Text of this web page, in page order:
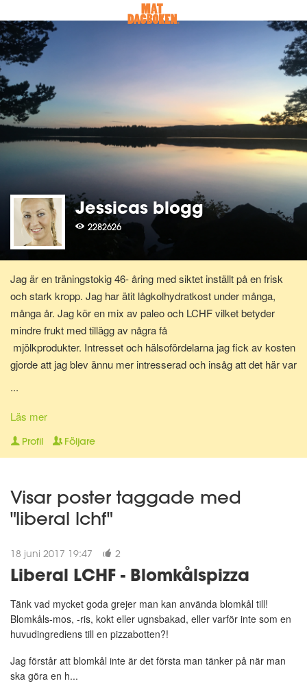
Jessicas blogg
2282626
Jag är en träningstokig 46- åring med siktet inställt på en frisk
och stark kropp. Jag har ätit lågkolhydratkost under många,
många år. Jag kör en mix av paleo och LCHF vilket betyder
mindre frukt med tillägg av några få
mjölkprodukter. Intresset och hälsofördelarna jag fick av kosten
gjorde att jag blev ännu mer intresserad och insåg att det här var
kostrådgivare via Anna Hallén utbildningar. Redo att hjälpa och
peppa dig på vägen till att nå ditt hälsomål! Om det så gäller
viktnedgång, hålla vikten, må bättre, träna på lågkolhydratkost,
...
Läs mer
Profil Följare
Visar poster taggade med
"liberal lchf"
18 juni 2017 19:47 2
Liberal LCHF - Blomkålspizza
Tänk vad mycket goda grejer man kan använda blomkål till!
Blomkåls-mos, -ris, kokt eller ugnsbakad, eller varför inte som en
huvudingrediens till en pizzabotten?!
Jag förstår att blomkål inte är det första man tänker på när man
ska göra en h...